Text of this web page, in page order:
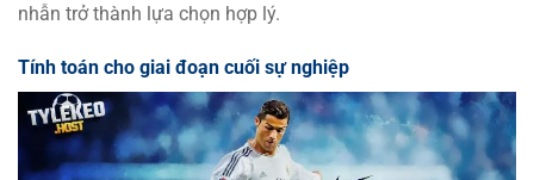
nhẫn trở thành lựa chọn hợp lý.
Tính toán cho giai đoạn cuối sự nghiệp